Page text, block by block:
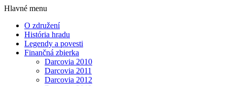
Hlavné menu
O združení
História hradu
Legendy a povesti
Finančná zbierka
Darcovia 2010
Darcovia 2011
Darcovia 2012